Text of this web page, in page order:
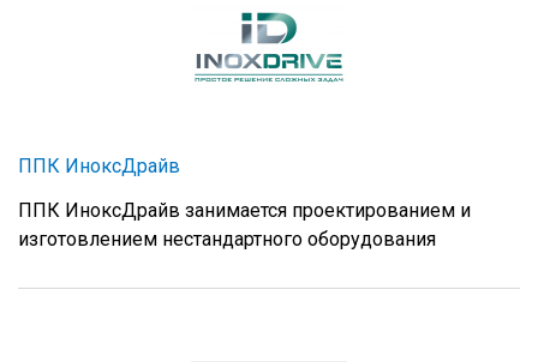
ППК ИноксДрайв
ППК ИноксДрайв занимается проектированием и
изготовлением нестандартного оборудования